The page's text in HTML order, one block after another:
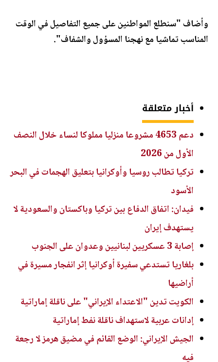
وأضاف "سنطلع المواطنين على جميع التفاصيل في الوقت
المناسب تماشيا مع نهجنا المسؤول والشفاف".
أخبار متعلقة
دعم 4653 مشروعا منزليا مملوكا لنساء خلال النصف
الأول من 2026
تركيا تطالب روسيا وأوكرانيا بتعليق الهجمات في البحر
الأسود
فيدان: اتفاق الدفاع بين تركيا وباكستان والسعودية لا
يستهدف إيران
إصابة 3 عسكريين لبنانيين وعدوان على الجنوب
بلغاريا تستدعي سفيرة أوكرانيا إثر انفجار مسيرة في
أراضيها
الكويت تدين "الاعتداء الإيراني" على ناقلة إماراتية
إدانات عربية لاستهداف ناقلة نفط إماراتية
الجيش الإيراني: الوضع القائم في مضيق هرمز لا رجعة
فيه